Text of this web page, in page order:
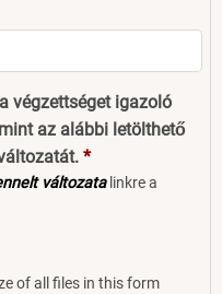
végzettséget igazoló
az alábbi letölthető
változatalinkre a
of all files in this form